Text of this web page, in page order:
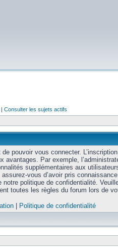
| Consulter les sujets actifs
pouvoir vous connecter.
avantages. Par exemple,
supplémentaires aux
vous d’avoir pris
notre politique de confidentialité.
toutes les règles du forum lors de
Politique de confidentialité